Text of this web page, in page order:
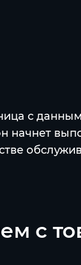
с
начнет
с